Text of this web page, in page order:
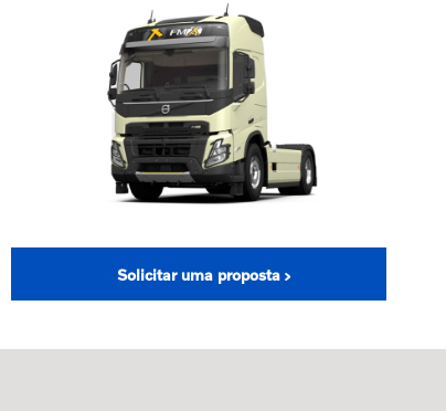
Solicitar uma proposta